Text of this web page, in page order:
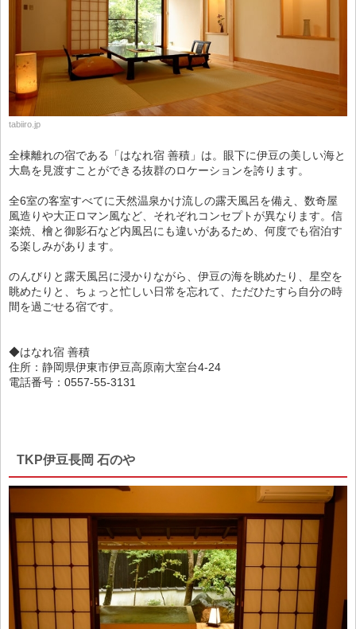
tabiiro.jp
全棟離れの宿である「はなれ宿 善積」は。眼下に伊豆の美しい海と
大島を見渡すことができる抜群のロケーションを誇ります。
全6室の客室すべてに天然温泉かけ流しの露天風呂を備え、数奇屋
風造りや大正ロマン風など、それぞれコンセプトが異なります。信
楽焼、檜と御影石など内風呂にも違いがあるため、何度でも宿泊す
る楽しみがあります。
のんびりと露天風呂に浸かりながら、伊豆の海を眺めたり、星空を
眺めたりと、ちょっと忙しい日常を忘れて、ただひたすら自分の時
間を過ごせる宿です。
◆はなれ宿 善積
住所：静岡県伊東市伊豆高原南大室台4-24
電話番号：0557-55-3131
TKP伊豆長岡 石のや